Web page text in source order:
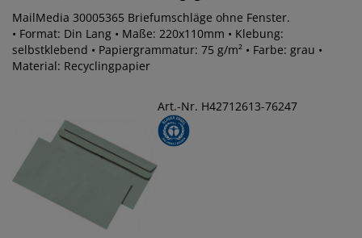
MailMedia 30005365 Briefumschläge ohne Fenster.
• Format: Din Lang • Maße: 220x110mm • Klebung:
selbstklebend • Papiergrammatur: 75 g/m² • Farbe: grau •
Material: Recyclingpapier
Art.-Nr. H42712613-76247